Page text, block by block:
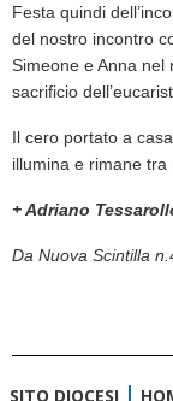
Festa quindi
del nostro incontro
Simeone e Anna nel
sacrificio
Il cero portato a
illumina e rimane tra
+ Adriano
Da Nuova Scintilla
SITO DIOCESI